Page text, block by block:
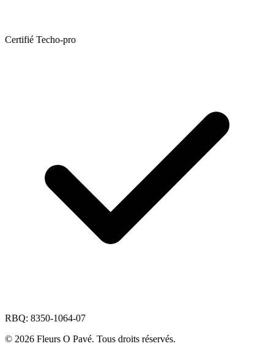
Certifié Techo-pro
RBQ: 8350-1064-07
© 2026 Fleurs O Pavé. Tous droits réservés.